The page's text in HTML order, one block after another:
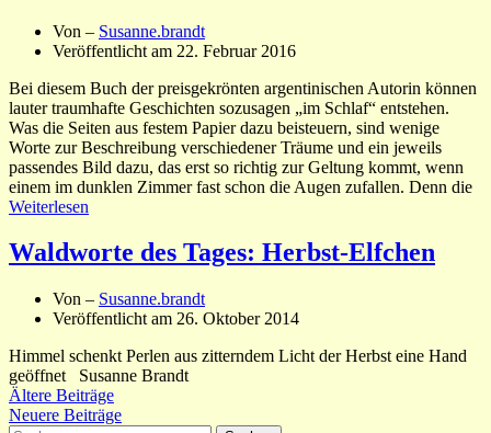
Von – Susanne.brandt
Veröffentlicht am 22. Februar 2016
Bei diesem Buch der preisgekrönten argentinischen Autorin können
lauter traumhafte Geschichten sozusagen „im Schlaf“ entstehen.
Was die Seiten aus festem Papier dazu beisteuern, sind wenige
Worte zur Beschreibung verschiedener Träume und ein jeweils
passendes Bild dazu, das erst so richtig zur Geltung kommt, wenn
einem im dunklen Zimmer fast schon die Augen zufallen. Denn die
Weiterlesen
Waldworte des Tages: Herbst-Elfchen
Von – Susanne.brandt
Veröffentlicht am 26. Oktober 2014
Himmel schenkt Perlen aus zitterndem Licht der Herbst eine Hand
geöffnet Susanne Brandt
Beitragsnavigation
Ältere Beiträge
Neuere Beiträge